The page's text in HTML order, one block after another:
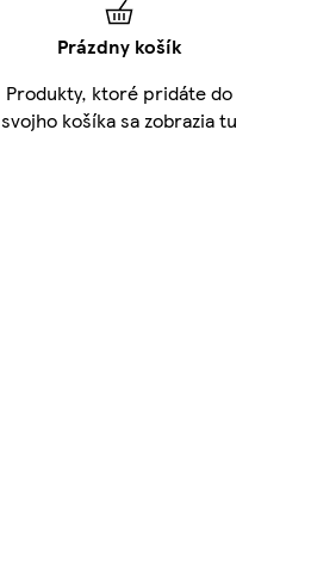
Prázdny košík
Produkty, ktoré pridáte do
svojho košíka sa zobrazia tu